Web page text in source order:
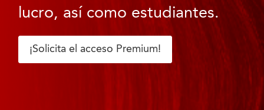
lucro, así como estudiantes.
¡Solicita el acceso Premium!